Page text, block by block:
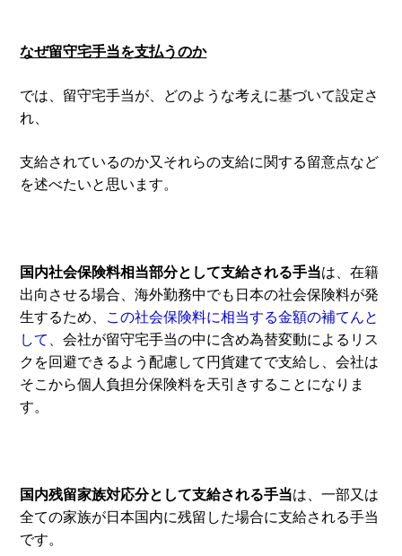
なぜ留守宅手当を支払うのか
では、留守宅手当が、どのような考えに基づいて設定さ
れ、
支給されているのか又それらの支給に関する留意点など
を述べたいと思います。
国内社会保険料相当部分として支給される手当は、在籍
出向させる場合、海外勤務中でも日本の社会保険料が発
生するため、 この社会保険料に相当する金額の補てんと
して、会社が留守宅手当の中に含め為替変動によるリス
クを回避できるよう配慮して円貨建てで支給し、会社は
そこから個人負担分保険料を天引きすることになりま
す。
国内残留家族対応分として支給される手当は、一部又は
全ての家族が日本国内に残留した場合に支給される手当
です。